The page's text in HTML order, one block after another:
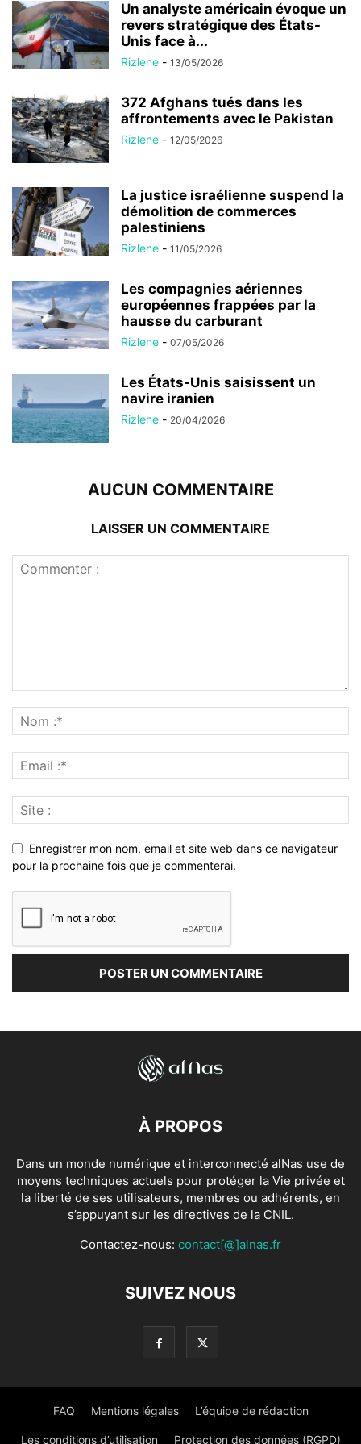
Un analyste américain évoque un
revers stratégique des États-
Unis face à...
Rizlene - 13/05/2026
372 Afghans tués dans les
affrontements avec le Pakistan
Rizlene - 12/05/2026
La justice israélienne suspend la
démolition de commerces
palestiniens
Rizlene - 11/05/2026
Les compagnies aériennes
européennes frappées par la
hausse du carburant
Rizlene - 07/05/2026
Les États-Unis saisissent un
navire iranien
Rizlene - 20/04/2026
AUCUN COMMENTAIRE
LAISSER UN COMMENTAIRE
Enregistrer mon nom, email et site web dans ce navigateur
pour la prochaine fois que je commenterai.
À PROPOS
Dans un monde numérique et interconnecté alNas use de
moyens techniques actuels pour protéger la Vie privée et
la liberté de ses utilisateurs, membres ou adhérents, en
s’appuyant sur les directives de la CNIL.
Contactez-nous: contact[@]alnas.fr
SUIVEZ NOUS
FAQ Mentions légales L’équipe de rédaction
Les conditions d’utilisation Protection des données (RGPD)